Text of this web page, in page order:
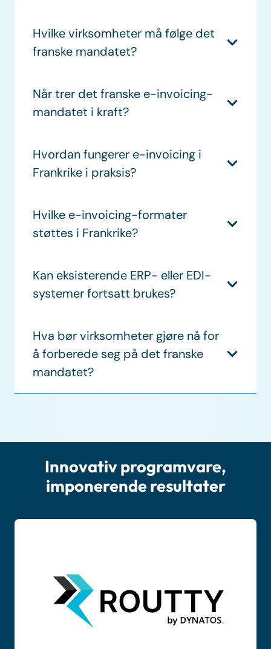
Hvilke virksomheter må følge det
franske mandatet?
Når trer det franske e-invoicing-
mandatet i kraft?
Hvordan fungerer e-invoicing i
Frankrike i praksis?
Hvilke e-invoicing-formater
støttes i Frankrike?
Kan eksisterende ERP- eller EDI-
systemer fortsatt brukes?
Hva bør virksomheter gjøre nå for
å forberede seg på det franske
mandatet?
Innovativ programvare,
imponerende resultater